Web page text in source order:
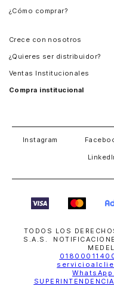
¿Cómo comprar?
Crece con nosotros
¿Quieres ser distribuidor?
Ventas Institucionales
Compra institucional
Instagram
TODOS LOS
S.A.S.
WhatsApp